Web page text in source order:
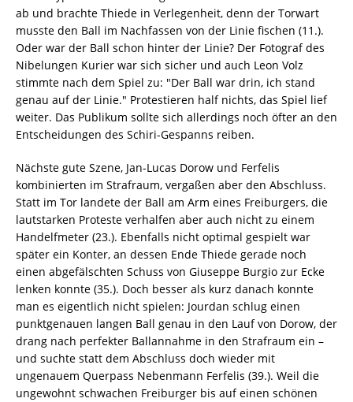
ab und brachte Thiede in Verlegenheit, denn der Torwart
musste den Ball im Nachfassen von der Linie fischen (11.).
Oder war der Ball schon hinter der Linie? Der Fotograf des
Nibelungen Kurier war sich sicher und auch Leon Volz
stimmte nach dem Spiel zu: "Der Ball war drin, ich stand
genau auf der Linie." Protestieren half nichts, das Spiel lief
weiter. Das Publikum sollte sich allerdings noch öfter an den
Entscheidungen des Schiri-Gespanns reiben.
Nächste gute Szene, Jan-Lucas Dorow und Ferfelis
kombinierten im Strafraum, vergaßen aber den Abschluss.
Statt im Tor landete der Ball am Arm eines Freiburgers, die
lautstarken Proteste verhalfen aber auch nicht zu einem
Handelfmeter (23.). Ebenfalls nicht optimal gespielt war
später ein Konter, an dessen Ende Thiede gerade noch
einen abgefälschten Schuss von Giuseppe Burgio zur Ecke
lenken konnte (35.). Doch besser als kurz danach konnte
man es eigentlich nicht spielen: Jourdan schlug einen
punktgenauen langen Ball genau in den Lauf von Dorow, der
drang nach perfekter Ballannahme in den Strafraum ein –
und suchte statt dem Abschluss doch wieder mit
ungenauem Querpass Nebenmann Ferfelis (39.). Weil die
ungewohnt schwachen Freiburger bis auf einen schönen